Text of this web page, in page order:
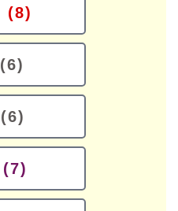
(8)
(6)
(6)
(7)